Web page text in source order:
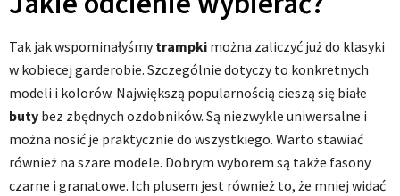
Tak jak wspominałyśmytrampki można zaliczyć już do klasyki
w kobiecej garderobie. Szczególnie dotyczy to konkretnych
modeli i kolorów. Największą popularnością cieszą się białe
buty bez zbędnych ozdobników. Są niezwykle uniwersalne i
można nosić je praktycznie do wszystkiego. Warto stawiać
również na szare modele. Dobrym wyborem są także fasony
czarne i granatowe. Ich plusem jest również to, że mniej widać